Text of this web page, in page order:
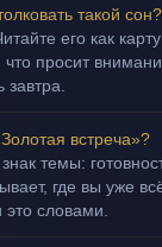
такой сон?
его как
что просит
завтра.
встреча»?
темы:
где вы уже
словами.